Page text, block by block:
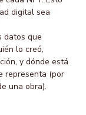
digital sea
datos que
lo creó,
y dónde está
representa (por
una obra).